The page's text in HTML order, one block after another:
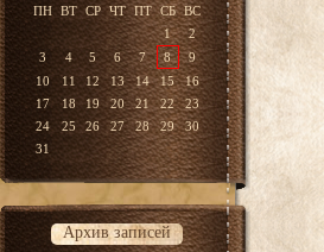
ПН ВТ СР ЧТ ПТ СБ ВС
1
2
3
4 5 6 7 8
9
10
11 12 13 14 15
16
17
18 19 20 21 22
23
24
25 26 27 28 29
30
31
Архив записей